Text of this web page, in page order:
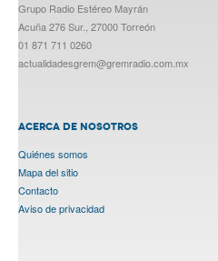
Grupo Radio Estéreo Mayrán
Acuña 276 Sur., 27000 Torreón
01 871 711 0260
actualidadesgrem@gremradio.com.mx
ACERCA DE NOSOTROS
Quiénes somos
Mapa del sitio
Contacto
Aviso de privacidad